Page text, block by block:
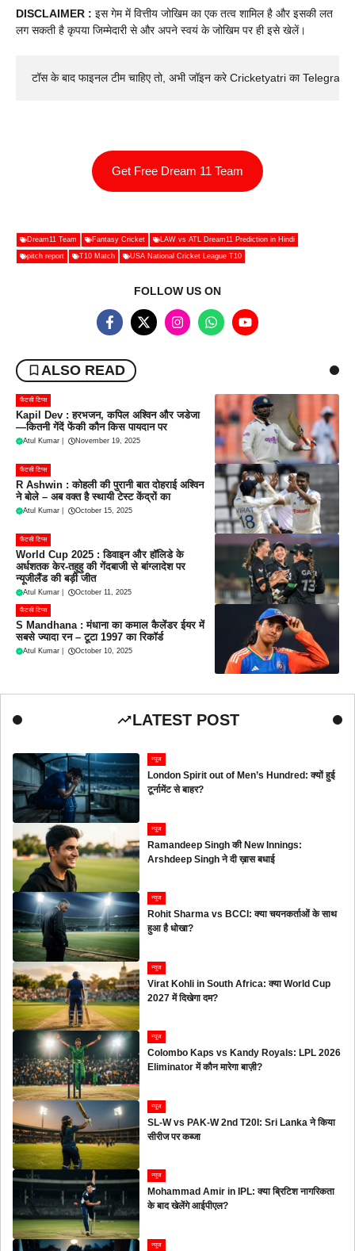
DISCLAIMER : इस गेम में वित्तीय जोखिम का एक तत्व शामिल है और इसकी लत
लग सकती है कृपया जिम्मेदारी से और अपने स्वयं के जोखिम पर ही इसे खेलें।
टॉस के बाद फाइनल टीम चाहिए तो, अभी जॉइन करे Cricketyatri का
Get Free Dream 11 Team
Dream11 Team Fantasy Cricket LAW vs ATL Dream11 Prediction in Hindi
pitch report T10 Match USA National Cricket League T10
FOLLOW US ON
ALSO READ
फैंटसी टिप्स
Kapil Dev : हरभजन, कपिल अश्विन और जडेजा
—कितनी गेंदें फेंकी कौन किस पायदान पर
Atul Kumar November 19, 2025
फैंटसी टिप्स
R Ashwin : कोहली की पुरानी बात दोहराई अश्विन
ने बोले – अब वक्त है स्थायी टेस्ट केंद्रों का
Atul Kumar October 15, 2025
फैंटसी टिप्स
World Cup 2025 : डिवाइन और हॉलिडे के
अर्धशतक केर-तहुहु की गेंदबाजी से बांग्लादेश पर
न्यूजीलैंड की बड़ी जीत
Atul Kumar October 11, 2025
फैंटसी टिप्स
S Mandhana : मंधाना का कमाल कैलेंडर ईयर में
सबसे ज्यादा रन – टूटा 1997 का रिकॉर्ड
Atul Kumar October 10, 2025
LATEST POST
न्यूज
London Spirit out of Men’s Hundred: क्यों हुई
टूर्नामेंट से बाहर?
न्यूज
Ramandeep Singh की New Innings:
Arshdeep Singh ने दी ख़ास बधाई
न्यूज
Rohit Sharma vs BCCI: क्या चयनकर्ताओं के साथ
हुआ है धोखा?
न्यूज
Virat Kohli in South Africa: क्या World Cup
2027 में दिखेगा दम?
न्यूज
Colombo Kaps vs Kandy Royals: LPL 2026
Eliminator में कौन मारेगा बाज़ी?
न्यूज
SL-W vs PAK-W 2nd T20I: Sri Lanka ने किया
सीरीज पर कब्जा
न्यूज
Mohammad Amir in IPL: क्या ब्रिटिश नागरिकता
के बाद खेलेंगे आईपीएल?
न्यूज